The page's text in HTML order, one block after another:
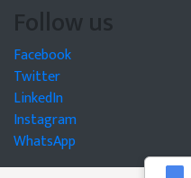
Follow us
Facebook
Twitter
LinkedIn
Instagram
WhatsApp